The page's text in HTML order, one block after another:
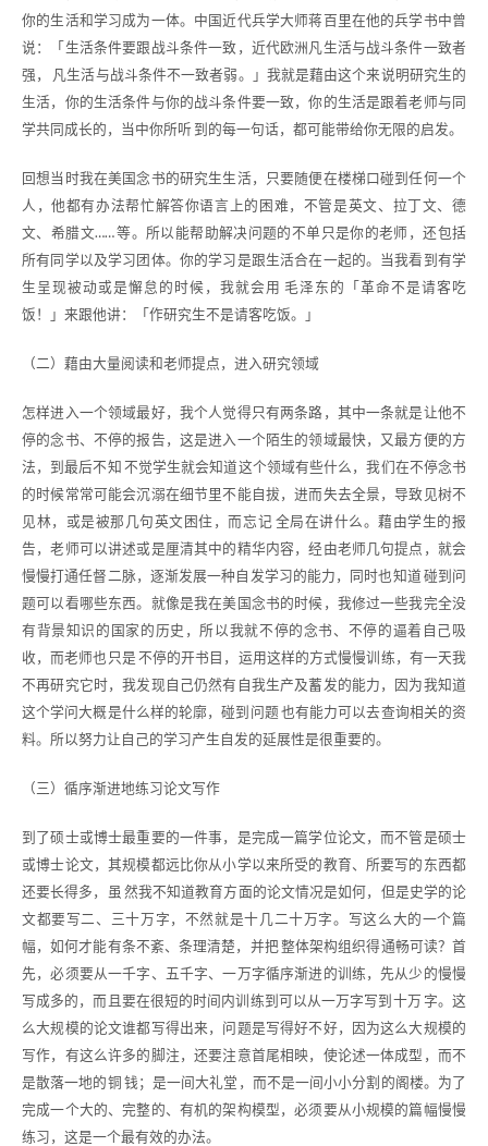
你的生活和学习成为一体。中国近代兵学大师蒋百里在他的兵学书中曾
说：「生活条件要跟战斗条件一致，近代欧洲凡生活与战斗条件一致者
强， 凡生活与战斗条件不一致者弱。」我就是藉由这个来说明研究生的
生活，你的生活条件与你的战斗条件要一致，你的生活是跟着老师与同
学共同成长的，当中你所听 到的每一句话，都可能带给你无限的启发。
回想当时我在美国念书的研究生生活，只要随便在楼梯口碰到任何一个
人，他都有办法帮忙解答你语言上的困难，不管是英文、拉丁文、德
文、希腊文…… 等。所以能帮助解决问题的不单只是你的老师，还包括
所有同学以及学习团体。你的学习是跟生活合在一起的。当我看到有学
生呈现被动或是懈怠的时候，我就会用 毛泽东的「革命不是请客吃
饭！」来跟他讲：「作研究生不是请客吃饭。」
（二）藉由大量阅读和老师提点，进入研究领域
怎样进入一个领域最好，我个人觉得只有两条路，其中一条就是让他不
停的念书、不停的报告，这是进入一个陌生的领域最快，又最方便的方
法，到最后不知 不觉学生就会知道这个领域有些什么，我们在不停念书
的时候常常可能会沉溺在细节里不能自拔，进而失去全景，导致见树不
见林，或是被那几句英文困住，而忘记 全局在讲什么。藉由学生的报
告，老师可以讲述或是厘清其中的精华内容，经由老师几句提点，就会
慢慢打通任督二脉，逐渐发展一种自发学习的能力，同时也知道 碰到问
题可以看哪些东西。就像是我在美国念书的时候，我修过一些我完全没
有背景知识的国家的历史，所以我就不停的念书、不停的逼着自己吸
收，而老师也只是 不停的开书目，运用这样的方式慢慢训练，有一天我
不再研究它时，我发现自己仍然有自我生产及蓄发的能力，因为我知道
这个学问大概是什么样的轮廓，碰到问题 也有能力可以去查询相关的资
料。所以努力让自己的学习产生自发的延展性是很重要的。
（三）循序渐进地练习论文写作
到了硕士或博士最重要的一件事，是完成一篇学位论文，而不管是硕士
或博士论文，其规模都远比你从小学以来所受的教育、所要写的东西都
还要长得多，虽 然我不知道教育方面的论文情况是如何，但是史学的论
文都要写二、三十万字，不然就是十几二十万字。写这么大的一个篇
幅，如何才能有条不紊、条理清楚，并把 整体架构组织得通畅可读？首
先，必须要从一千字、五千字、一万字循序渐进的训练，先从少的慢慢
写成多的，而且要在很短的时间内训练到可以从一万字写到十万 字。这
么大规模的论文谁都写得出来，问题是写得好不好，因为这么大规模的
写作，有这么许多的脚注，还要注意首尾相映，使论述一体成型，而不
是散落一地的铜 钱；是一间大礼堂，而不是一间小小分割的阁楼。为了
完成一个大的、完整的、有机的架构模型，必须要从小规模的篇幅慢慢
练习，这是一个最有效的办法。